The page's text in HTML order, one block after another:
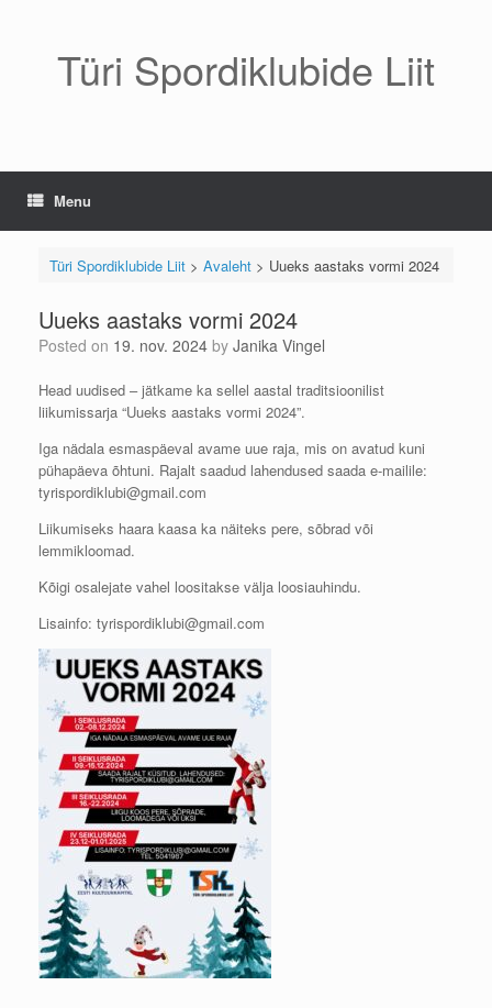
Türi Spordiklubide Liit
Menu
Türi Spordiklubide Liit> Avaleht> Uueks aastaks vormi 2024
Uueks aastaks vormi 2024
Posted on 19. nov. 2024 by Janika Vingel
Head uudised – jätkame ka sellel aastal traditsioonilist
liikumissarja “Uueks aastaks vormi 2024”.
Iga nädala esmaspäeval avame uue raja, mis on avatud kuni
pühapäeva õhtuni. Rajalt saadud lahendused saada e-mailile:
tyrispordiklubi@gmail.com
Liikumiseks haara kaasa ka näiteks pere, sõbrad või
lemmikloomad.
Kõigi osalejate vahel loositakse välja loosiauhindu.
Lisainfo: tyrispordiklubi@gmail.com